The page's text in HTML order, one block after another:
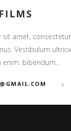
amet,
Vestibulum
bibendum...